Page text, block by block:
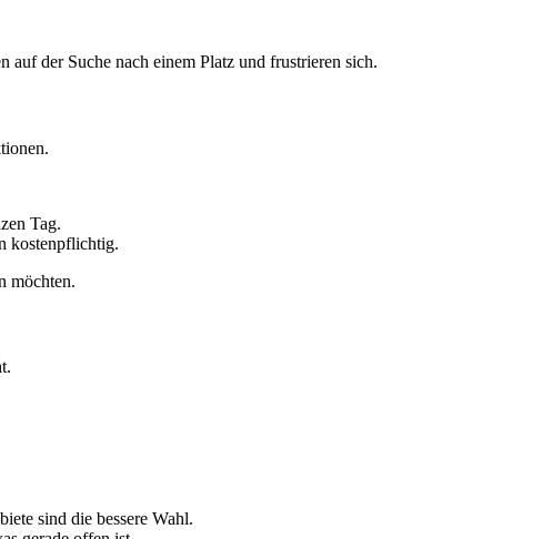
der Suche nach einem Platz und frustrieren sich.
Tag.
kostenpflichtig.
möchten.
sind die bessere Wahl.